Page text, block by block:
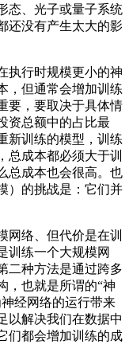
、光子或量子系统
还没有产生太大的影
行时规模更小的神
，但通常会增加训练
要，要取决于具体情
资总额中的占比最
新训练的模型，训练
总成本都必须大于训
总成本也会很高。也
）的挑战是：它们并
络、但代价是在训
训练一个大规模网
二种方法是通过跨多
，也就是所谓的“神
经网络的运行带来
以解决我们在数据中
们都会增加训练的成